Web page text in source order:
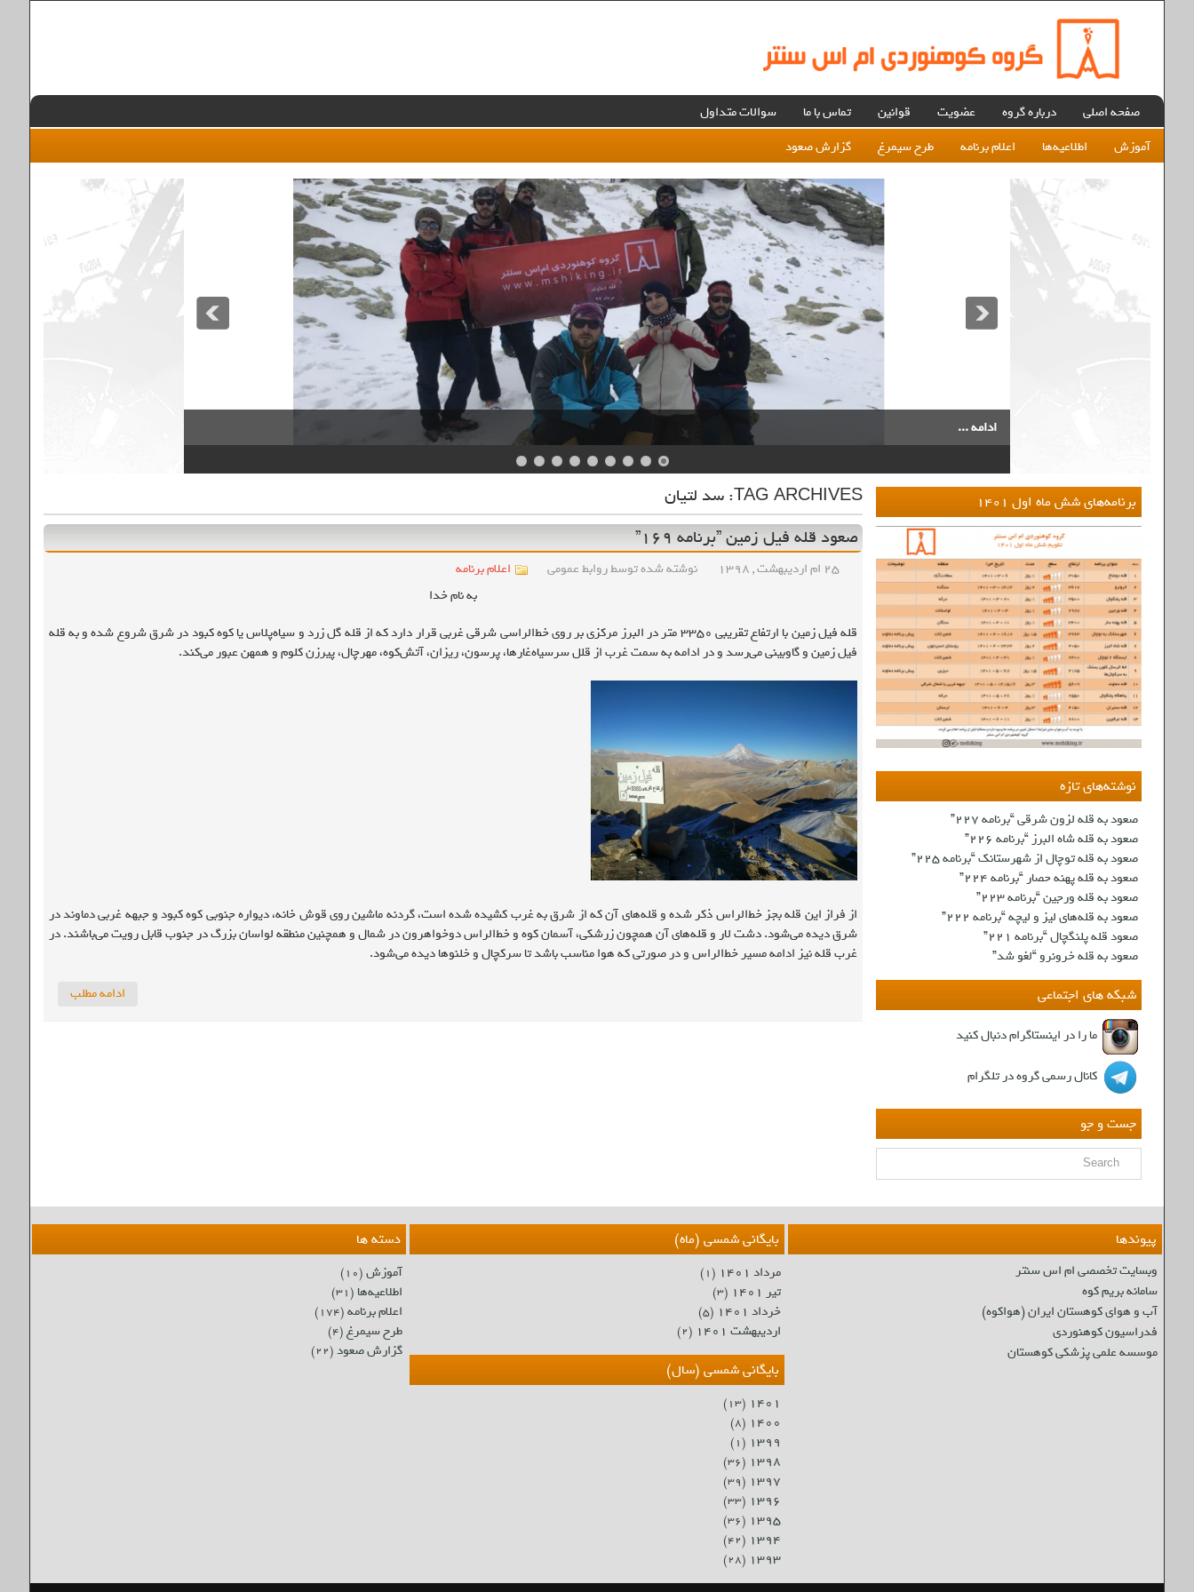
صفحه اصلی درباره گروه عضویت قوانین تماس با ما
سوالات متداول
آموزش
اطلاعیه‌ها اعلام برنامه طرح سیمرغ گزارش صعود
ادامه ...
TAG ARCHIVES: سد لتیان
صعود قله فیل زمین ”برنامه ۱۶۹”
۲۵ ام اردیبهشت , ۱۳۹۸ نوشته شده توسط روابط عمومی
اعلام برنامه
به نام خدا
قله فیل زمین با ارتفاع تقریبی ۳۳۵۰ متر در البرز مرکزی بر روی خط‌الراسی شرقی غربی قرار دارد که از قله گل زرد و سیاه‌پلاس یا کوه کبود در شرق شروع شده و به قله
فیل زمین و گاوبینی می‌رسد و در ادامه به سمت غرب از قلل سرسیاه‌غارها، پرسون، ریزان، آتش‌کوه، مهرچال، پیرزن کلوم و همهن عبور می‌کند.
از فراز این قله بجز خط‌الراس ذکر شده و قله‌های آن که از شرق به غرب کشیده شده است، گردنه ماشین روی قوش خانه، دیواره جنوبی کوه کبود و جبهه غربی دماوند در
شرق دیده می‌شود. دشت لار و قله‌های آن همچون زرشکی، آسمان کوه و خط‌الراس دوخواهرون در شمال و همچنین منطقه لواسان بزرگ در جنوب قابل رویت می‌باشند. در
غرب قله نیز ادامه مسیر خط‌الراس و در صورتی که هوا مناسب باشد تا سرکچال و خلنوها دیده می‌شود.
ادامه مطلب
برنامه‌های شش ماه اول ۱۴۰۱
نوشته‌های تازه
صعود به قله لزون شرقی “برنامه ۲۲۷”
صعود به قله شاه البرز “برنامه ۲۲۶”
صعود به قله توچال از شهرستانک “برنامه ۲۲۵”
صعود به قله پهنه حصار “برنامه ۲۲۴”
صعود به قله ورجین “برنامه ۲۲۳”
صعود به قله‌های لیز و لیچه “برنامه ۲۲۲”
صعود قله پلنگچال “برنامه ۲۲۱”
صعود به قله‌ خرونرو “لغو شد”
شبکه های اجتماعی
ما را در اینستاگرام دنبال کنید
کانال رسمی گروه در تلگرام
جست و جو
دسته ها
آموزش(۱۰)
اطلاعیه‌ها (۳۱)
اعلام برنامه(۱۷۴)
طرح سیمرغ(۴)
گزارش صعود(۲۲)
بایگانی شمسی (ماه)
مرداد ۱۴۰۱ (۱)
تیر ۱۴۰۱ (۳)
خرداد ۱۴۰۱ (۵)
اردیبهشت ۱۴۰۱ (۲)
بایگانی شمسی (سال)
۱۴۰۱ (۱۳)
۱۴۰۰ (۸)
۱۳۹۹ (۱)
۱۳۹۸ (۳۶)
۱۳۹۷ (۳۹)
۱۳۹۶ (۳۳)
۱۳۹۵ (۳۶)
۱۳۹۴ (۴۲)
۱۳۹۳ (۲۸)
پیوندها
وبسایت تخصصی ام اس سنتر
سامانه بریم کوه
آب و هوای کوهستان ایران (هواکوه)
فدراسیون کوهنوردی
موسسه علمی پزشکی کوهستان